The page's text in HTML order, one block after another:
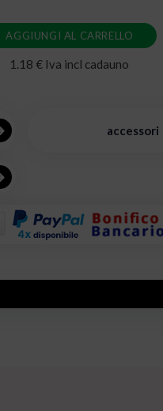
AGGIUNGI AL CARRELLO
1.18 € Iva incl cadauno
accessori